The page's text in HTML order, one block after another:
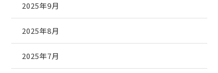
2025年9月
2025年8月
2025年7月